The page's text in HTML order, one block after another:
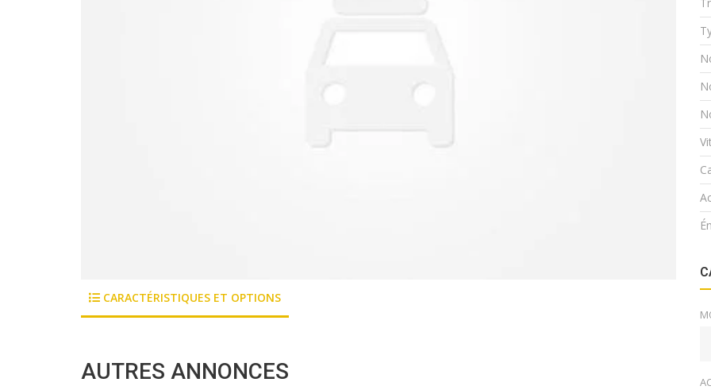
CARACTÉRISTIQUES ET OPTIONS
AUTRES ANNONCES